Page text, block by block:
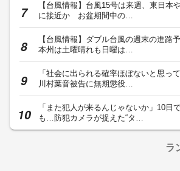
【台風情報】台風15号は来週、東日本
に接近か お盆期間中の…
【台風情報】ダブル台風の週末の進路
本州は土曜晴れも日曜は…
「社会に出られる確率ほぼないと思って
川村葉音被告に無期懲役…
「また犯人が来るんじゃないか」10日
も…防犯カメラが捉えた“タ…
ラ